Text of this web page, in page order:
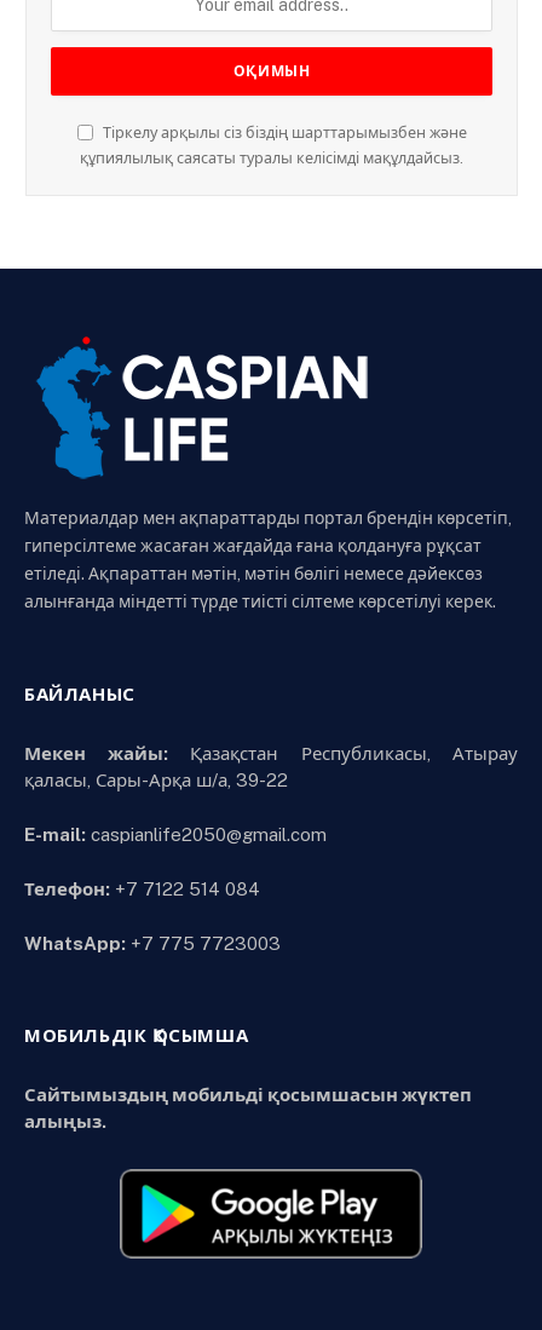
Тіркелу арқылы сіз біздің шарттарымызбен және
құпиялылық саясаты туралы келісімді мақұлдайсыз.
Материалдар мен ақпараттарды портал брендін көрсетіп,
гиперсілтеме жасаған жағдайда ғана қолдануға рұқсат
етіледі. Ақпараттан мәтін, мәтін бөлігі немесе дәйексөз
алынғанда міндетті түрде тиісті сілтеме көрсетілуі керек.
БАЙЛАНЫС
Мекен жайы:Қазақстан Республикасы, Атырау
қаласы, Сары-Арқа ш/а, 39-22
E-mail: caspianlife2050@gmail.com
Телефон: +7 7122 514 084
WhatsApp: +7 775 7723003
МОБИЛЬДІК ҚОСЫМША
Сайтымыздың мобильді қосымшасын жүктеп
алыңыз.